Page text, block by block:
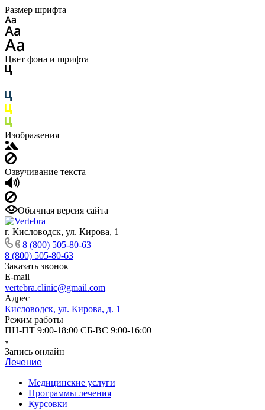
Размер шрифта
Цвет фона и шрифта
Изображения
Озвучивание текста
Обычная версия сайта
г. Кисловодск, ул. Кирова, 1
8 (800) 505-80-63
8 (800) 505-80-63
Заказать звонок
E-mail
vertebra.clinic@gmail.com
Адрес
Кисловодск, ул. Кирова, д. 1
Режим работы
ПН-ПТ 9:00-18:00 СБ-ВС 9:00-16:00
Запись онлайн
Лечение
Медицинские услуги
Программы лечения
Курсовки